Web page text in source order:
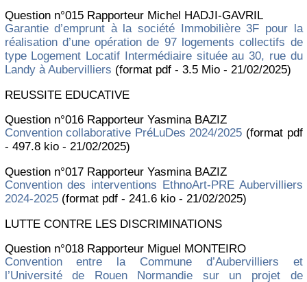
Question n°015 Rapporteur Michel HADJI-GAVRIL
Garantie d’emprunt à la société Immobilière 3F pour la
réalisation d’une opération de 97 logements collectifs de
type Logement Locatif Intermédiaire située au 30, rue du
Landy à Aubervilliers (format pdf - 3.5 Mio - 21/02/2025)
REUSSITE EDUCATIVE
Question n°016 Rapporteur Yasmina BAZIZ
Convention collaborative PréLuDes 2024/2025 (format pdf
- 497.8 kio - 21/02/2025)
Question n°017 Rapporteur Yasmina BAZIZ
Convention des interventions EthnoArt-PRE Aubervilliers
2024-2025(format pdf - 241.6 kio - 21/02/2025)
LUTTE CONTRE LES DISCRIMINATIONS
Question n°018 Rapporteur Miguel MONTEIRO
Convention entre la Commune d’Aubervilliers et
l’Université de Rouen Normandie sur un projet de